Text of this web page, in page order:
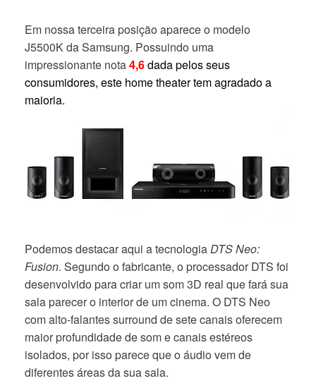
Em nossa terceira posição aparece o modelo
J5500K da Samsung. Possuindo uma
impressionante nota4,6dada pelos seus
consumidores, este home theater tem agradado a
maioria.
Podemos destacar aqui a tecnologia DTS Neo:
Fusion. Segundo o fabricante, o processador DTS foi
desenvolvido para criar um som 3D real que fará sua
sala parecer o interior de um cinema. O DTS Neo
com alto-falantes surround de sete canais oferecem
maior profundidade de som e canais estéreos
isolados, por isso parece que o áudio vem de
diferentes áreas da sua sala.